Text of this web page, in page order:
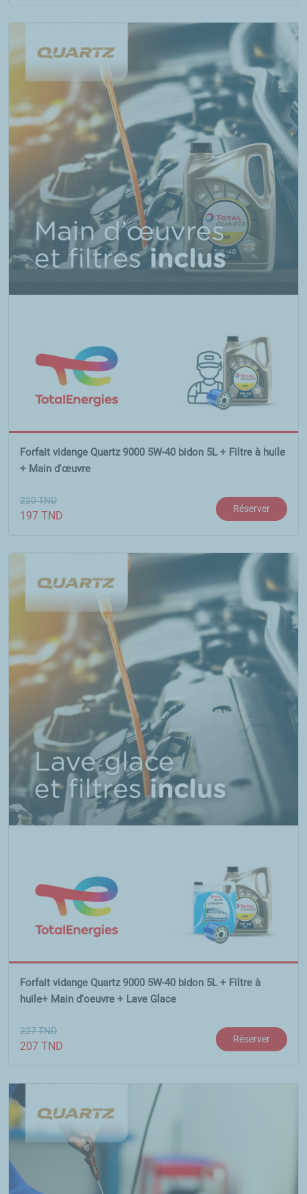
Forfait vidange Quartz 9000 5W-40 bidon 5L + Filtre à huile
+ Main d'œuvre
220TND
197 TND
Réserver
Forfait vidange Quartz 9000 5W-40 bidon 5L + Filtre à
huile+ Main d'oeuvre + Lave Glace
227TND
207 TND
Réserver